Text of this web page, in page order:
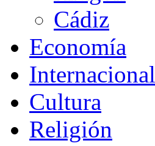
Cádiz
Economía
Internacional
Cultura
Religión